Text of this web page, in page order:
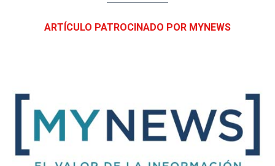
ARTÍCULO PATROCINADO POR MYNEWS